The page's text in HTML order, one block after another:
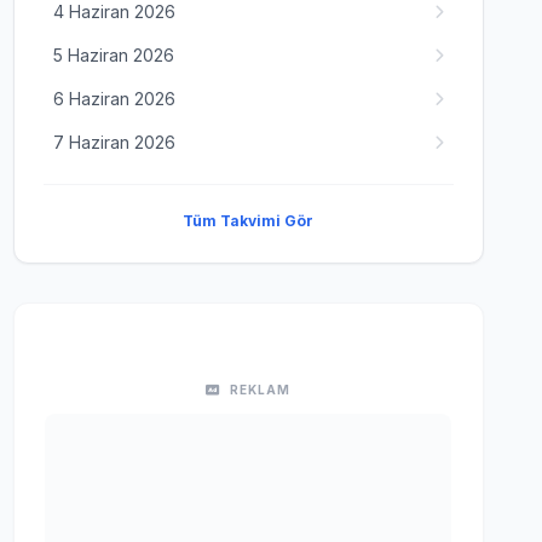
4 Haziran 2026
5 Haziran 2026
6 Haziran 2026
7 Haziran 2026
Tüm Takvimi Gör
REKLAM